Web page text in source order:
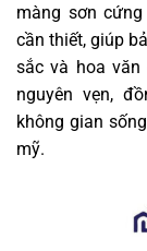
màng sơn
cần thiết, giúp
sắc và hoa
nguyên vẹn,
không gian
mỹ.